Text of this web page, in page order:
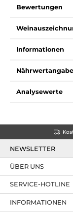
Bewertungen
Informationen
Analysewerte
NEWSLETTER
SERVICE-HOTLINE
ÜBER UNS
INFORMATIONEN